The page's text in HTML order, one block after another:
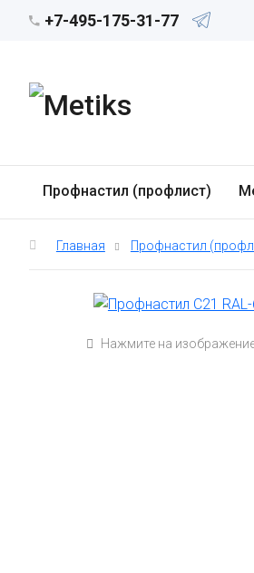
+7-495-175-31-77
Профнастил (профлист)
Главная Профнастил
Нажмите на